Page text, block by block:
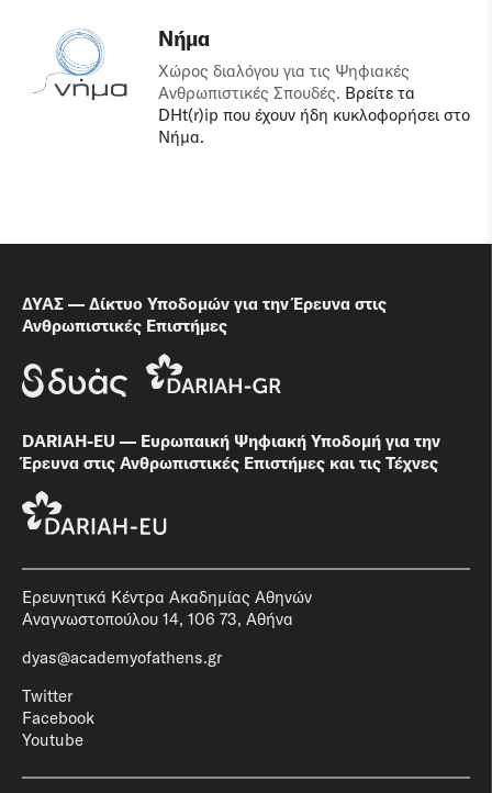
Νήμα
Χώρος διαλόγου για τις Ψηφιακές
Ανθρωπιστικές Σπουδές. Βρείτε τα
DHt(r)ip που έχουν ήδη κυκλοφορήσει στο
Νήμα.
ΔΥΑΣ — Δίκτυο Υποδομών για την Έρευνα στις
Ανθρωπιστικές Επιστήμες
DARIAH-EU — Ευρωπαική Ψηφιακή Υποδομή για την
Έρευνα στις Ανθρωπιστικές Επιστήμες και τις Τέχνες
Ερευνητικά Κέντρα Ακαδημίας Αθηνών
Αναγνωστοπούλου 14, 106 73, Αθήνα
dyas@academyofathens.gr
Twitter
Facebook
Youtube